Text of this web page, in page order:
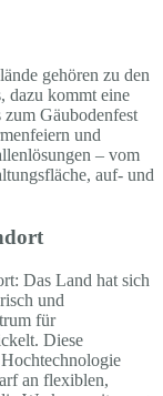
gehören zu den
dazu kommt eine
Gäubodenfest
und
– vom
auf- und
Das Land hat sich
und
für
Diese
an flexiblen,